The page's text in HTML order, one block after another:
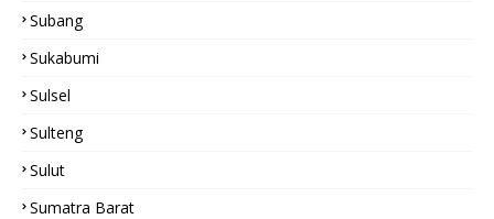
Subang
Sukabumi
Sulsel
Sulteng
Sulut
Sumatra Barat